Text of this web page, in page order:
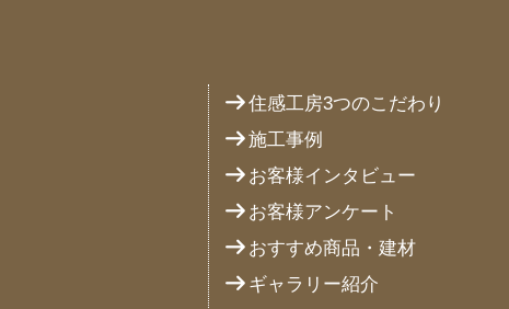
住感工房3つのこだわり
施工事例
お客様インタビュー
お客様アンケート
おすすめ商品・建材
ギャラリー紹介